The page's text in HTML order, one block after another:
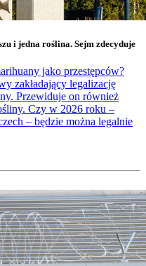
i jedna roślina. Sejm zdecyduje
jako przestępców?
zakładający legalizację
Przewiduje on również
Czy w 2026 roku –
– będzie można legalnie